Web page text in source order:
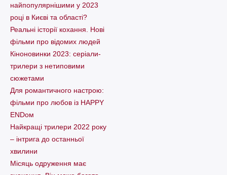
найпопулярнішими у 2023
році в Києві та області?
Реальні історії кохання. Нові
фільми про відомих людей
Кіноновинки 2023: серіали-
трилери з нетиповими
сюжетами
Для романтичного настрою:
фільми про любов із HAPPY
ENDом
Найкращі трилери 2022 року
– інтрига до останньої
хвилини
Місяць одруження має